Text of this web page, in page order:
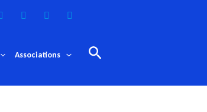
Associations Rechercher